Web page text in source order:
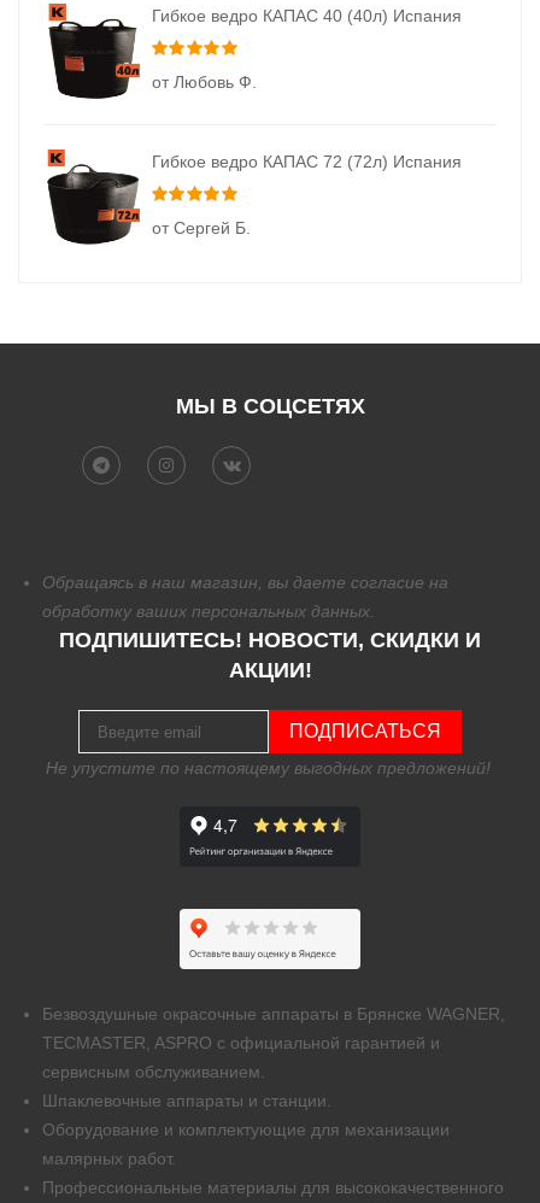
Гибкое ведро КАПАС 40 (40л) Испания
от Любовь Ф.
Гибкое ведро КАПАС 72 (72л) Испания
от Сергей Б.
МЫ В СОЦСЕТЯХ
Обращаясь в наш магазин, вы даете согласие на
обработку ваших персональных данных.
ПОДПИШИТЕСЬ! НОВОСТИ, СКИДКИ И
АКЦИИ!
ПОДПИСАТЬСЯ
Не упустите по настоящему выгодных предложений!
Безвоздушные окрасочные аппараты в Брянске WAGNER,
TECMASTER, ASPRO с официальной гарантией и
сервисным обслуживанием.
Шпаклевочные аппараты и станции.
Оборудование и комплектующие для механизации
малярных работ.
Профессиональные материалы для высококачественного